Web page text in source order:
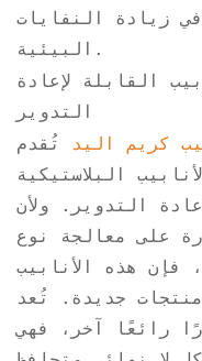
زيادة النفايات
البيئية.
القابلة لإعادة
التدوير
كريم اليد تُقدم
البلاستيكية
التدوير. ولأن
على معالجة نوع
فإن هذه الأنابيب
جديدة. تُعد
رائعًا آخر، فهي